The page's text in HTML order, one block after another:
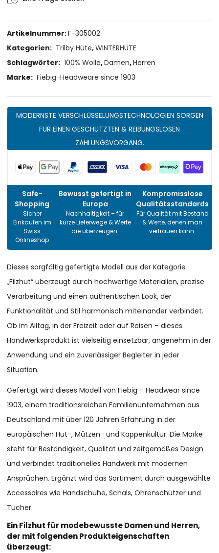
Artikelnummer:F-305002
Kategorien: Trilby Hüte,WINTERHÜTE
Schlagwörter: 100% Wolle,Damen,Herren
Marke: Fiebig-Headweare since 1903
MODERNSTE VERSCHLÜSSELUNGSTECHNOLOGIEN SORGEN
FÜR EINEN GESCHÜTZTEN & REIBUNGSLOSEN
ZAHLUNGSVORGANG.
Safe-
Shopping
Sicher
Einkaufen im
Swiss
Onlineshop
Bewusst gefertigt in
Europa
Nachhaltigkeit – für
kurze Lieferwege & Werte
die überzeugen.
Kompromisslose
Qualitätsstandards
Für Qualität mit Bestand
& Werte, denen man
vertrauen kann.
Dieses sorgfältig gefertigte Modell aus der Kategorie
„Filzhut“ überzeugt durch hochwertige Materialien, präzise
Verarbeitung und einen authentischen Look, der
Funktionalität und Stil harmonisch miteinander verbindet.
Ob im Alltag, in der Freizeit oder auf Reisen – dieses
Handwerksprodukt ist vielseitig einsetzbar, angenehm in der
Anwendung und ein zuverlässiger Begleiter in jeder
Situation.
Gefertigt wird dieses Modell von Fiebig – Headwear since
1903, einem traditionsreichen Familienunternehmen aus
Deutschland mit über 120 Jahren Erfahrung in der
europäischen Hut-, Mützen- und Kappenkultur. Die Marke
steht für Beständigkeit, Qualität und zeitgemäßes Design
und verbindet traditionelles Handwerk mit modernen
Ansprüchen. Ergänzt wird das Sortiment durch ausgewählte
Accessoires wie Handschuhe, Schals, Ohrenschützer und
Tücher.
Ein Filzhut für modebewusste Damen und Herren,
der mit folgenden Produkteigenschaften
überzeugt: